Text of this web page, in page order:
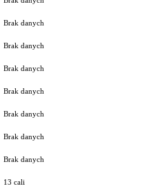
Brak danych
Brak danych
Brak danych
Brak danych
Brak danych
Brak danych
Brak danych
13 cali